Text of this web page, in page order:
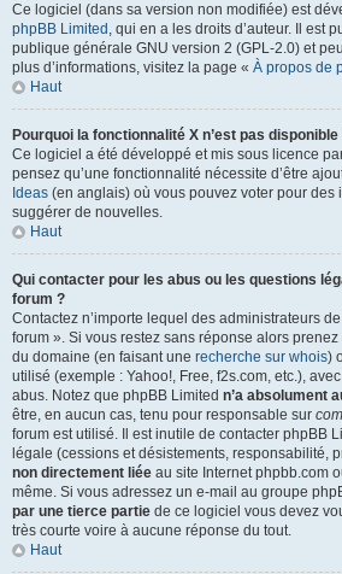
Ce logiciel (dans sa version non modifiée) est
phpBB Limited , qui en a les droits d’auteur. Il est
publique générale GNU version 2 (GPL-2.0) et
plus d’informations, visitez la page « À propos de
Haut
Pourquoi la fonctionnalité X n’est pas disponible
Ce logiciel a été développé et mis sous licence
pensez qu’une fonctionnalité nécessite d’être
Ideas (en anglais) où vous pouvez voter pour des
suggérer de nouvelles.
Haut
Qui contacter pour les abus ou les questions
forum ?
Contactez n’importe lequel des administrateurs
forum ». Si vous restez sans réponse alors
du domaine (en faisant une recherche sur whois)
utilisé (exemple : Yahoo!, Free, f2s.com, etc.),
abus. Notez que phpBB Limited n’a absolument
être, en aucun cas, tenu pour responsable sur
forum est utilisé. Il est inutile de contacter phpBB
légale (cessions et désistements, responsabilité,
non directement liée au site Internet phpbb.com
même. Si vous adressez un e-mail au groupe
par une tierce partie de ce logiciel vous devez
très courte voire à aucune réponse du tout.
Haut